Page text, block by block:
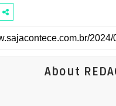
About